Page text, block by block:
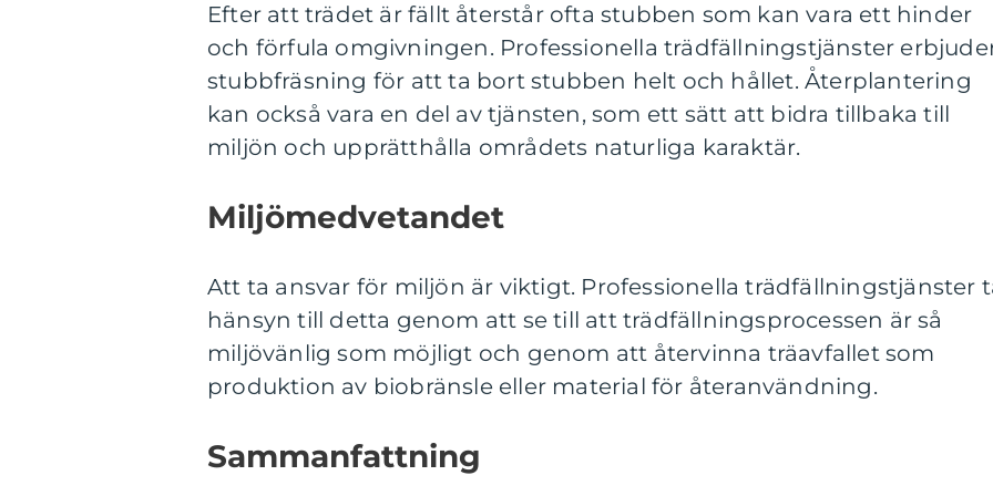
Efter att trädet är fällt återstår ofta stubben som kan vara ett hinder
och förfula omgivningen. Professionella trädfällningstjänster
stubbfräsning för att ta bort stubben helt och hållet. Återplantering
kan också vara en del av tjänsten, som ett sätt att bidra tillbaka till
miljön och upprätthålla områdets naturliga karaktär.
Miljömedvetandet
Att ta ansvar för miljön är viktigt. Professionella trädfällningstjänster
hänsyn till detta genom att se till att trädfällningsprocessen är så
miljövänlig som möjligt och genom att återvinna träavfallet som
produktion av biobränsle eller material för återanvändning.
Sammanfattning